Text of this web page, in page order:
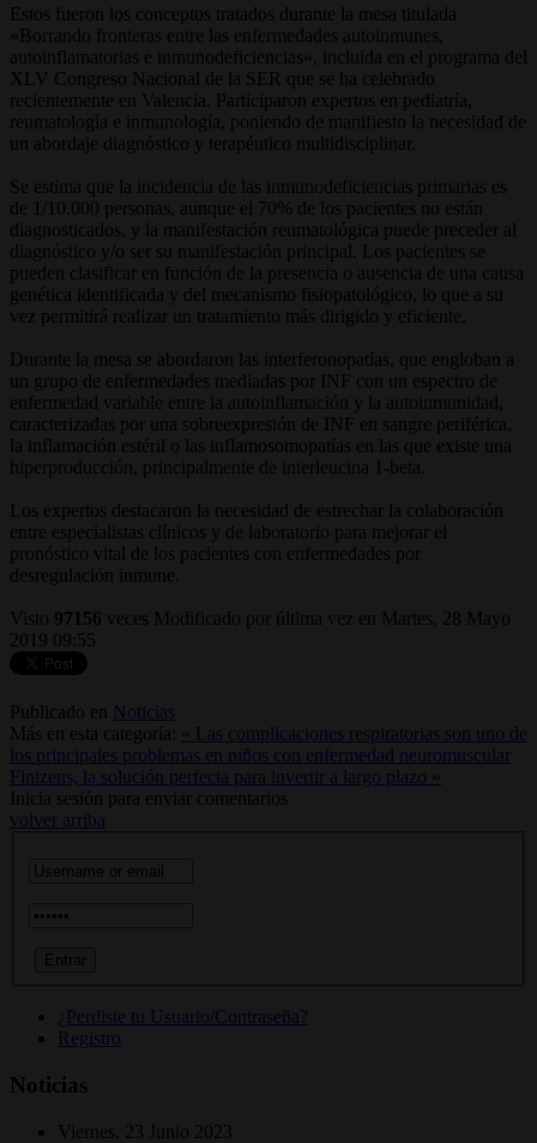
Estos fueron los conceptos tratados durante la mesa titulada
«Borrando fronteras entre las enfermedades autoinmunes,
autoinflamatorias e inmunodeficiencias», incluida en el programa del
XLV Congreso Nacional de la SER que se ha celebrado
recientemente en Valencia. Participaron expertos en pediatría,
reumatología e inmunología, poniendo de manifiesto la necesidad de
un abordaje diagnóstico y terapéutico multidisciplinar.
Se estima que la incidencia de las inmunodeficiencias primarias es
de 1/10.000 personas, aunque el 70% de los pacientes no están
diagnosticados, y la manifestación reumatológica puede preceder al
diagnóstico y/o ser su manifestación principal. Los pacientes se
pueden clasificar en función de la presencia o ausencia de una causa
genética identificada y del mecanismo fisiopatológico, lo que a su
vez permitirá realizar un tratamiento más dirigido y eficiente.
Durante la mesa se abordaron las interferonopatías, que engloban a
un grupo de enfermedades mediadas por INF con un espectro de
enfermedad variable entre la autoinflamación y la autoinmunidad,
caracterizadas por una sobreexpresión de INF en sangre periférica,
la inflamación estéril o las inflamosomopatías en las que existe una
hiperproducción, principalmente de interleucina 1-beta.
Los expertos destacaron la necesidad de estrechar la colaboración
entre especialistas clínicos y de laboratorio para mejorar el
pronóstico vital de los pacientes con enfermedades por
desregulación inmune.
Visto 97156 veces Modificado por última vez en Martes, 28 Mayo
2019 09:55
Publicado en
Noticias
Más en esta categoría: « Las complicaciones respiratorias son uno de
los principales problemas en niños con enfermedad neuromuscular
Finizens, la solución perfecta para invertir a largo plazo »
Inicia sesión para enviar comentarios
volver arriba
¿Perdiste tu Usuario/Contraseña?
Registro
Noticias
Viernes, 23 Junio 2023